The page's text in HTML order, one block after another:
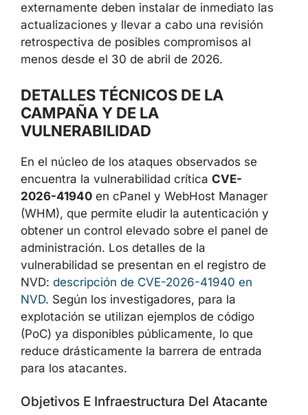
externamente deben instalar de inmediato las
actualizaciones y llevar a cabo una revisión
retrospectiva de posibles compromisos al
menos desde el 30 de abril de 2026.
DETALLES TÉCNICOS DE LA
CAMPAÑA Y DE LA
VULNERABILIDAD
En el núcleo de los ataques observados se
encuentra la vulnerabilidad crítica CVE-
2026-41940 en cPanel y WebHost Manager
(WHM), que permite eludir la autenticación y
obtener un control elevado sobre el panel de
administración. Los detalles de la
vulnerabilidad se presentan en el registro de
NVD: descripción de CVE-2026-41940 en
NVD. Según los investigadores, para la
explotación se utilizan ejemplos de código
(PoC) ya disponibles públicamente, lo que
reduce drásticamente la barrera de entrada
para los atacantes.
Objetivos E Infraestructura Del Atacante